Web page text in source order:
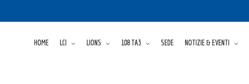
HOME LCI LIONS 108 TA3 SEDE NOTIZIE & EVENTI